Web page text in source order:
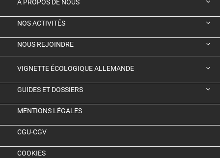
À PROPOS DE NOUS
NOS ACTIVITÉS
NOUS REJOINDRE
VIGNETTE ÉCOLOGIQUE ALLEMANDE
GUIDES ET DOSSIERS
MENTIONS LÉGALES
CGU-CGV
COOKIES